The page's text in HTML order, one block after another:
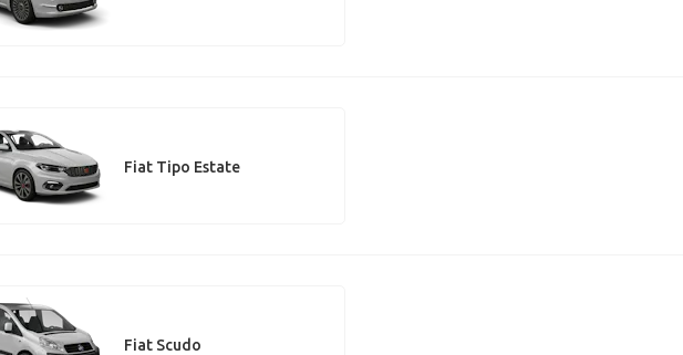
Fiat Tipo Estate
Fiat Scudo